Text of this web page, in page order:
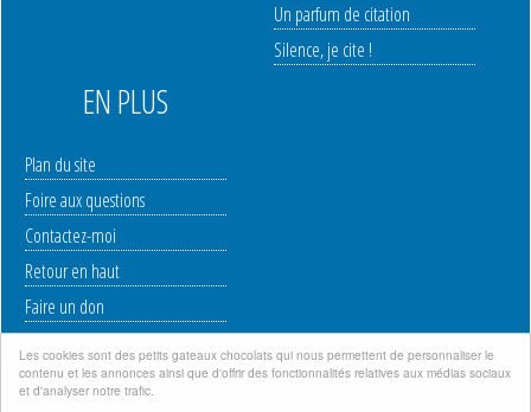
Les cookies sont des petits gateaux chocolats qui nous permettent de personnaliser le
contenu et les annonces ainsi que d'offrir des fonctionnalités relatives aux médias sociaux
et d'analyser notre trafic.
Un parfum de citation
Silence, je cite !
EN PLUS
Plan du site
Foire aux questions
Contactez-moi
Retour en haut
Faire un don
Mentions légales|Politique de protection des données à caractère personnel